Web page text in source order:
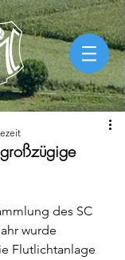
des SC
wurde
Flutlichtanlage